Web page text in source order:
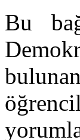
Bu